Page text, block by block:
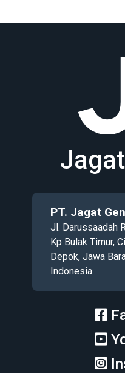
PT. Jagat
Jl. Darussaadah
Kp Bulak Timur,
Depok, Jawa
Indonesia